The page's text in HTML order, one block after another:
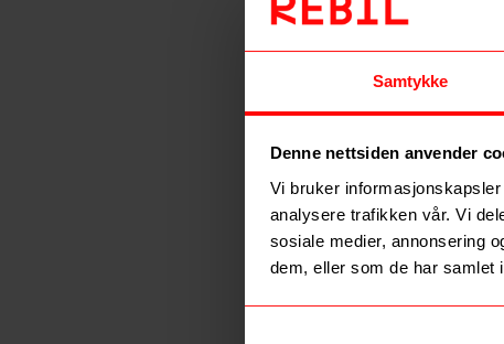
Samtykke
Denne nettsiden anvender
Vi bruker
analysere trafikken vår. Vi
sosiale medier, annonsering
dem, eller som de har samlet